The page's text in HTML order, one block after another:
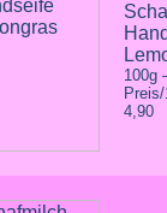
100g
4,90